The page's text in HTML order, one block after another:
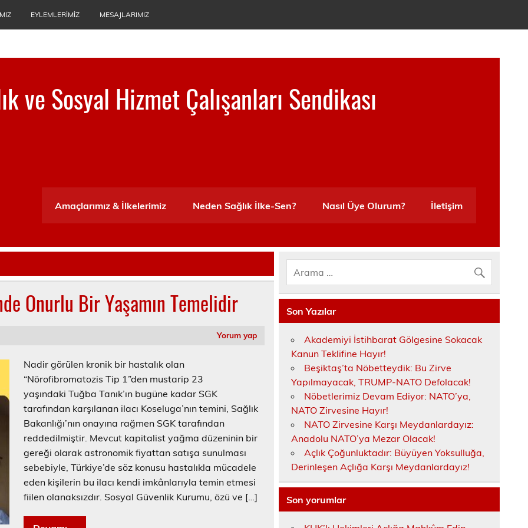
EYLEMLERIMIZ MESAJLARIMIZ
ve Sosyal Hizmet Çalışanları Sendikası
Amaçlarımız & İlkelerimiz
Neden Sağlık İlke-Sen? Nasıl Üye Olurum? İletişim
Onurlu Bir Yaşamın Temelidir
Yorum yap
Nadir görülen kronik bir hastalık olan
“Nörofibromatozis Tip 1”den mustarip 23
yaşındaki Tuğba Tanık’ın bugüne kadar SGK
tarafından karşılanan ilacı Koseluga’nın temini, Sağlık
Bakanlığı’nın onayına rağmen SGK tarafından
reddedilmiştir. Mevcut kapitalist yağma düzeninin bir
gereği olarak astronomik fiyattan satışa sunulması
sebebiyle, Türkiye’de söz konusu hastalıkla mücadele
eden kişilerin bu ilacı kendi imkânlarıyla temin etmesi
fiilen olanaksızdır. Sosyal Güvenlik Kurumu, özü ve […]
Son Yazılar
Akademiyi İstihbarat Gölgesine Sokacak
Kanun Teklifine Hayır!
Beşiktaş’ta Nöbetteydik: Bu Zirve
Yapılmayacak, TRUMP-NATO Defolacak!
Nöbetlerimiz Devam Ediyor: NATO’ya,
NATO Zirvesine Hayır!
NATO Zirvesine Karşı Meydanlardayız:
Anadolu NATO’ya Mezar Olacak!
Açlık Çoğunluktadır: Büyüyen Yoksulluğa,
Derinleşen Açlığa Karşı Meydanlardayız!
Son yorumlar